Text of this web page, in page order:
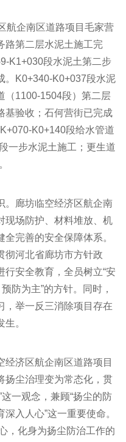
航企南区道路项目毛家营
路第二层水泥土施工完
K1+030段水泥土第二步
。K0+340-K0+037段水泥
（1100-1504段）第二层
基验收；石何营街已完成
K0+140段给水管道
一步水泥土施工；更生道
。廊坊临空经济区航企南
现场防护、材料堆放、机
完善的安全保障体系。
彻河北省廊坊市方针政
安全教育，全员树立“安
防为主”的方针。同时，
，举一反三消除项目存在
。
经济区航企南区道路项目
尘治理变为常态化， 贯
一观念，兼顾“扬尘的防
入人心”这一重要使命。
，化身为扬尘防治工作的